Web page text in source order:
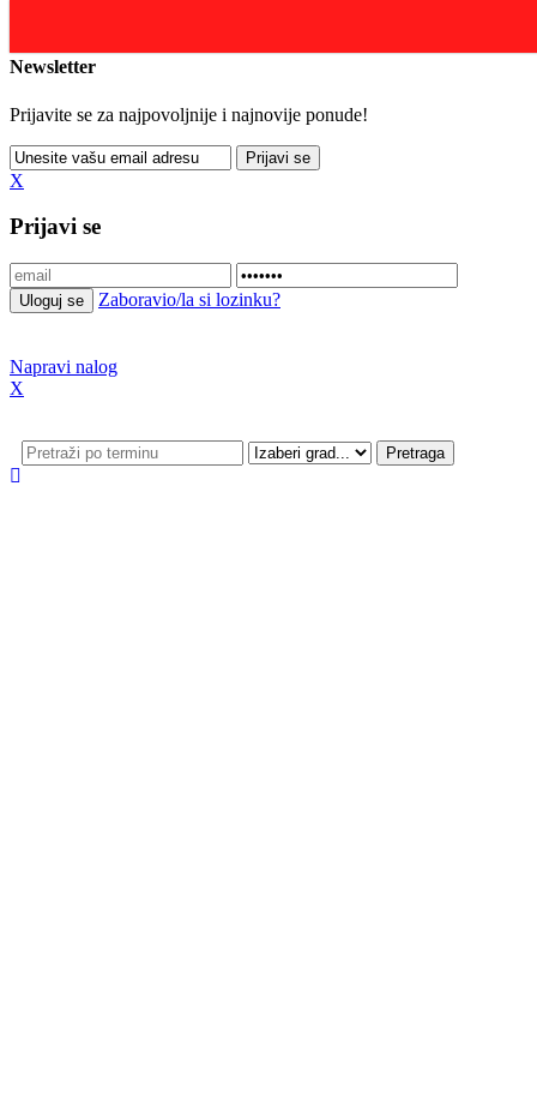
Newsletter
Prijavite se za najpovoljnije i najnovije ponude!
X
Prijavi se
Zaboravio/la si lozinku?
Napravi nalog
X